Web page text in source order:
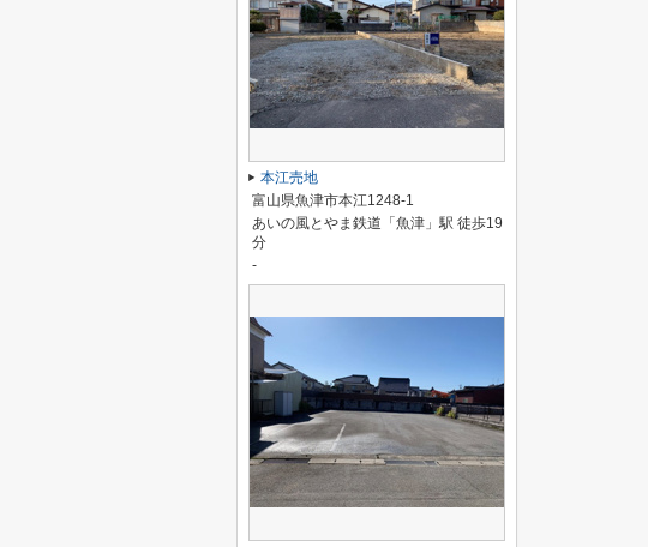
本江売地
富山県魚津市本江1248-1
あいの風とやま鉄道「魚津」駅 徒歩19
分
-